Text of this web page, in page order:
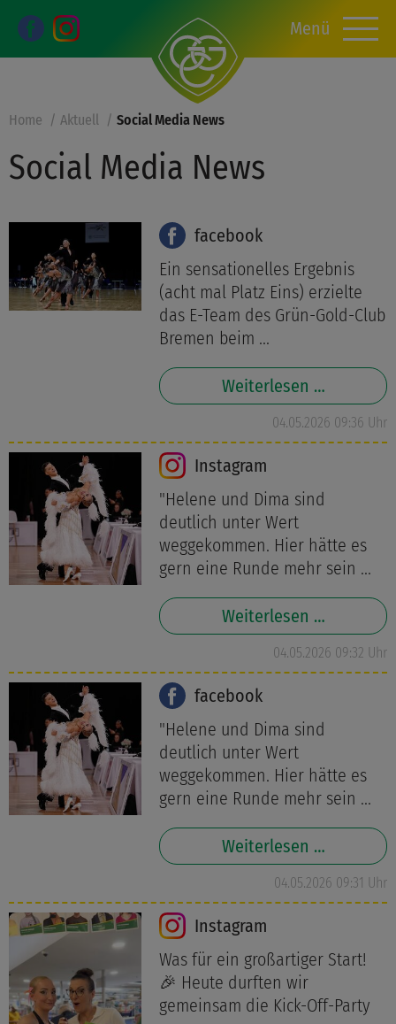
Home Aktuell Social Media News
Social Media News
facebook
Ein sensationelles Ergebnis
(acht mal Platz Eins) erzielte
das E-Team des Grün-Gold-Club
Bremen beim ...
Weiterlesen …
04.05.2026 09:36 Uhr
Instagram
"Helene und Dima sind
deutlich unter Wert
weggekommen. Hier hätte es
gern eine Runde mehr sein ...
Weiterlesen …
04.05.2026 09:32 Uhr
facebook
"Helene und Dima sind
deutlich unter Wert
weggekommen. Hier hätte es
gern eine Runde mehr sein ...
Weiterlesen …
04.05.2026 09:31 Uhr
Instagram
Was für ein großartiger Start!
🎉 Heute durften wir
gemeinsam die Kick-Off-Party
Menü